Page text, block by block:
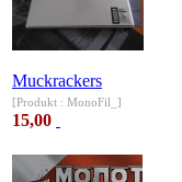
Muckrackers
[Produkt : MonoFil_]
15,00